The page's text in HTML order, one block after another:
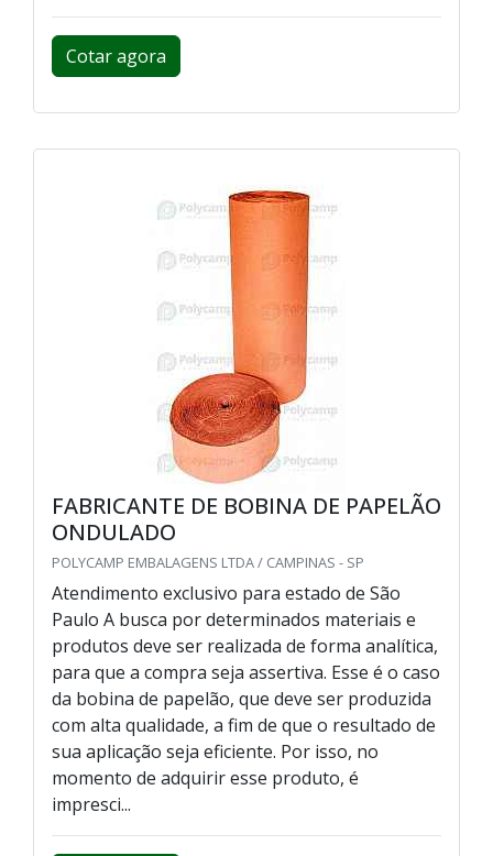
Cotar agora
FABRICANTE DE BOBINA DE PAPELÃO
ONDULADO
POLYCAMP EMBALAGENS LTDA / CAMPINAS - SP
Atendimento exclusivo para estado de São
Paulo A busca por determinados materiais e
produtos deve ser realizada de forma analítica,
para que a compra seja assertiva. Esse é o caso
da bobina de papelão, que deve ser produzida
com alta qualidade, a fim de que o resultado de
sua aplicação seja eficiente. Por isso, no
momento de adquirir esse produto, é
impresci...